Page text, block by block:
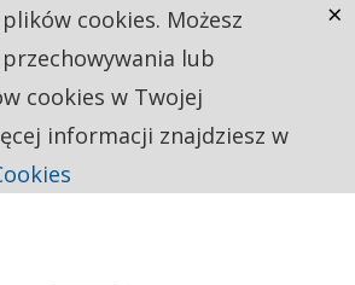
cookies. Możesz
lub
cookies w Twojej
informacji znajdziesz w
×